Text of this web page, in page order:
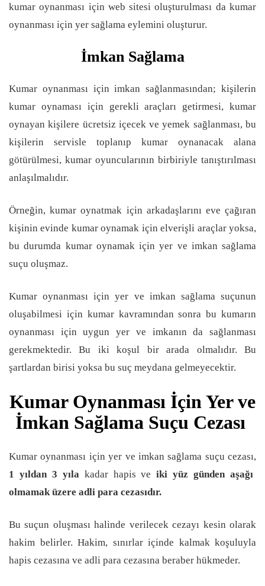
kumar oynanması için web sitesi oluşturulması da kumar
oynanması için yer sağlama eylemini oluşturur.
İmkan Sağlama
Kumar oynanması için imkan sağlanmasından; kişilerin
kumar oynaması için gerekli araçları getirmesi, kumar
oynayan kişilere ücretsiz içecek ve yemek sağlanması, bu
kişilerin servisle toplanıp kumar oynanacak alana
götürülmesi, kumar oyuncularının birbiriyle tanıştırılması
anlaşılmalıdır.
Örneğin, kumar oynatmak için arkadaşlarını eve çağıran
kişinin evinde kumar oynamak için elverişli araçlar yoksa,
bu durumda kumar oynamak için yer ve imkan sağlama
suçu oluşmaz.
Kumar oynanması için yer ve imkan sağlama suçunun
oluşabilmesi için kumar kavramından sonra bu kumarın
oynanması için uygun yer ve imkanın da sağlanması
gerekmektedir. Bu iki koşul bir arada olmalıdır. Bu
şartlardan birisi yoksa bu suç meydana gelmeyecektir.
Kumar Oynanması İçin Yer ve
İmkan Sağlama Suçu Cezası
Kumar oynanması için yer ve imkan sağlama suçu cezası,
1 yıldan 3 yıla kadar hapis veiki yüz günden aşağı
olmamak üzere adli para cezasıdır.
Bu suçun oluşması halinde verilecek cezayı kesin olarak
hakim belirler. Hakim, sınırlar içinde kalmak koşuluyla
hapis cezasına ve adli para cezasına beraber hükmeder.